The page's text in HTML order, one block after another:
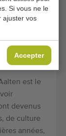
Si vous ne le
ajuster vos
Accepter
est le
devenus
de culture
années,